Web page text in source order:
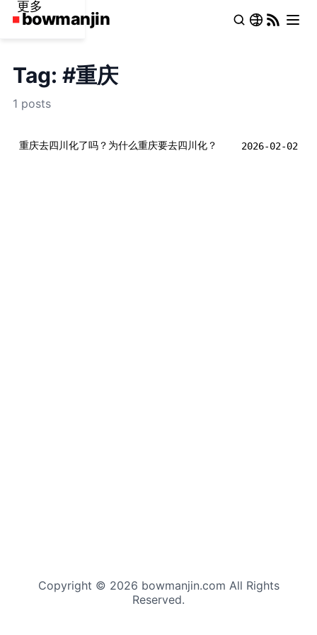
更多
Tag: #重庆
1 posts
重庆去四川化了吗？为什么重庆要去四川化？ 2026-02-02
Copyright © 2026 bowmanjin.com All Rights
Reserved.